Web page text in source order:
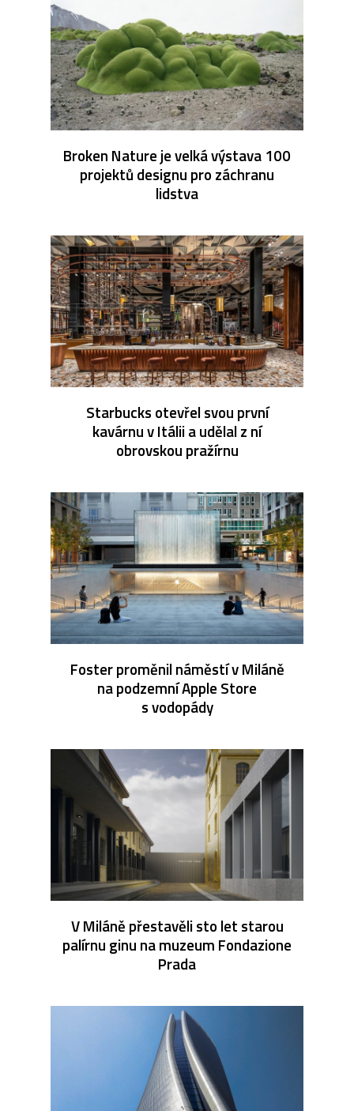
Broken Nature je velká výstava 100
projektů designu pro záchranu
lidstva
Starbucks otevřel svou první
kavárnu v Itálii a udělal z ní
obrovskou pražírnu
Foster proměnil náměstí v Miláně
na podzemní Apple Store
s vodopády
V Miláně přestavěli sto let starou
palírnu ginu na muzeum Fondazione
Prada